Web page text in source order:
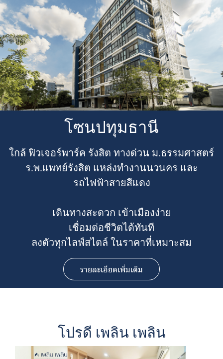
โซนปทุมธานี
ใกล้ ฟิวเจอร์พาร์ค รังสิต ทางด่วน ม.ธรรมศาสตร์
ร.พ.แพทย์รังสิต แหล่งทำงานนวนคร และ
รถไฟฟ้าสายสีแดง
เดินทางสะดวก เข้าเมืองง่าย
เชื่อมต่อชีวิตได้ทันที
ลงตัวทุกไลฟ์สไตล์ ในราคาที่เหมาะสม
รายละเอียดเพิ่มเติม
โปรดี เพลิน เพลิน